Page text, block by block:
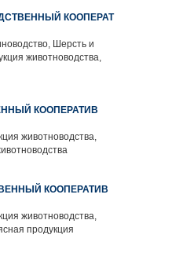
КООПЕРАТ
Шерсть и
животноводства,
КООПЕРАТИВ
животноводства,
КООПЕРАТИВ
животноводства,
продукция